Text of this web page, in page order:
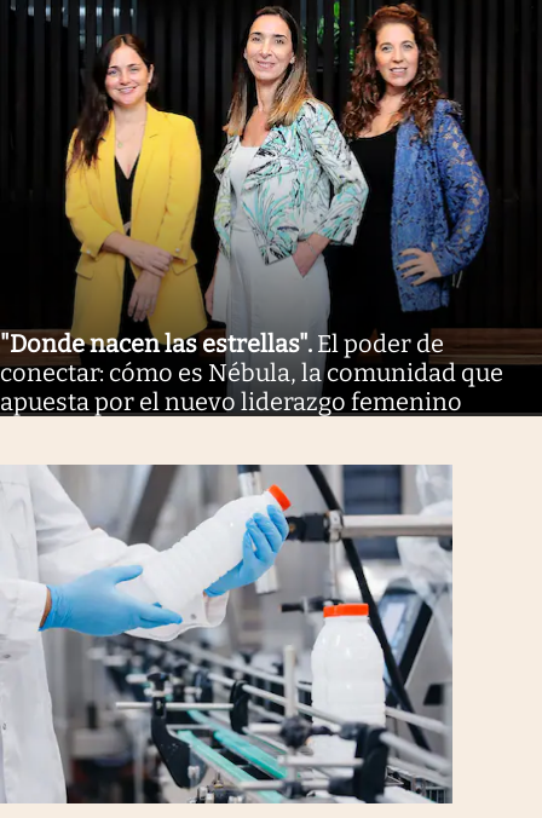
"Donde nacen las estrellas". El poder de
conectar: cómo es Nébula, la comunidad que
apuesta por el nuevo liderazgo femenino